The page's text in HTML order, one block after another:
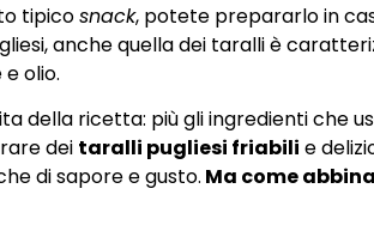
tipicosnack, potete prepararlo in
anche quella dei taralli è
olio.
della ricetta: più gli ingredienti che
dei taralli pugliesi friabili e
di sapore e gusto. Ma come